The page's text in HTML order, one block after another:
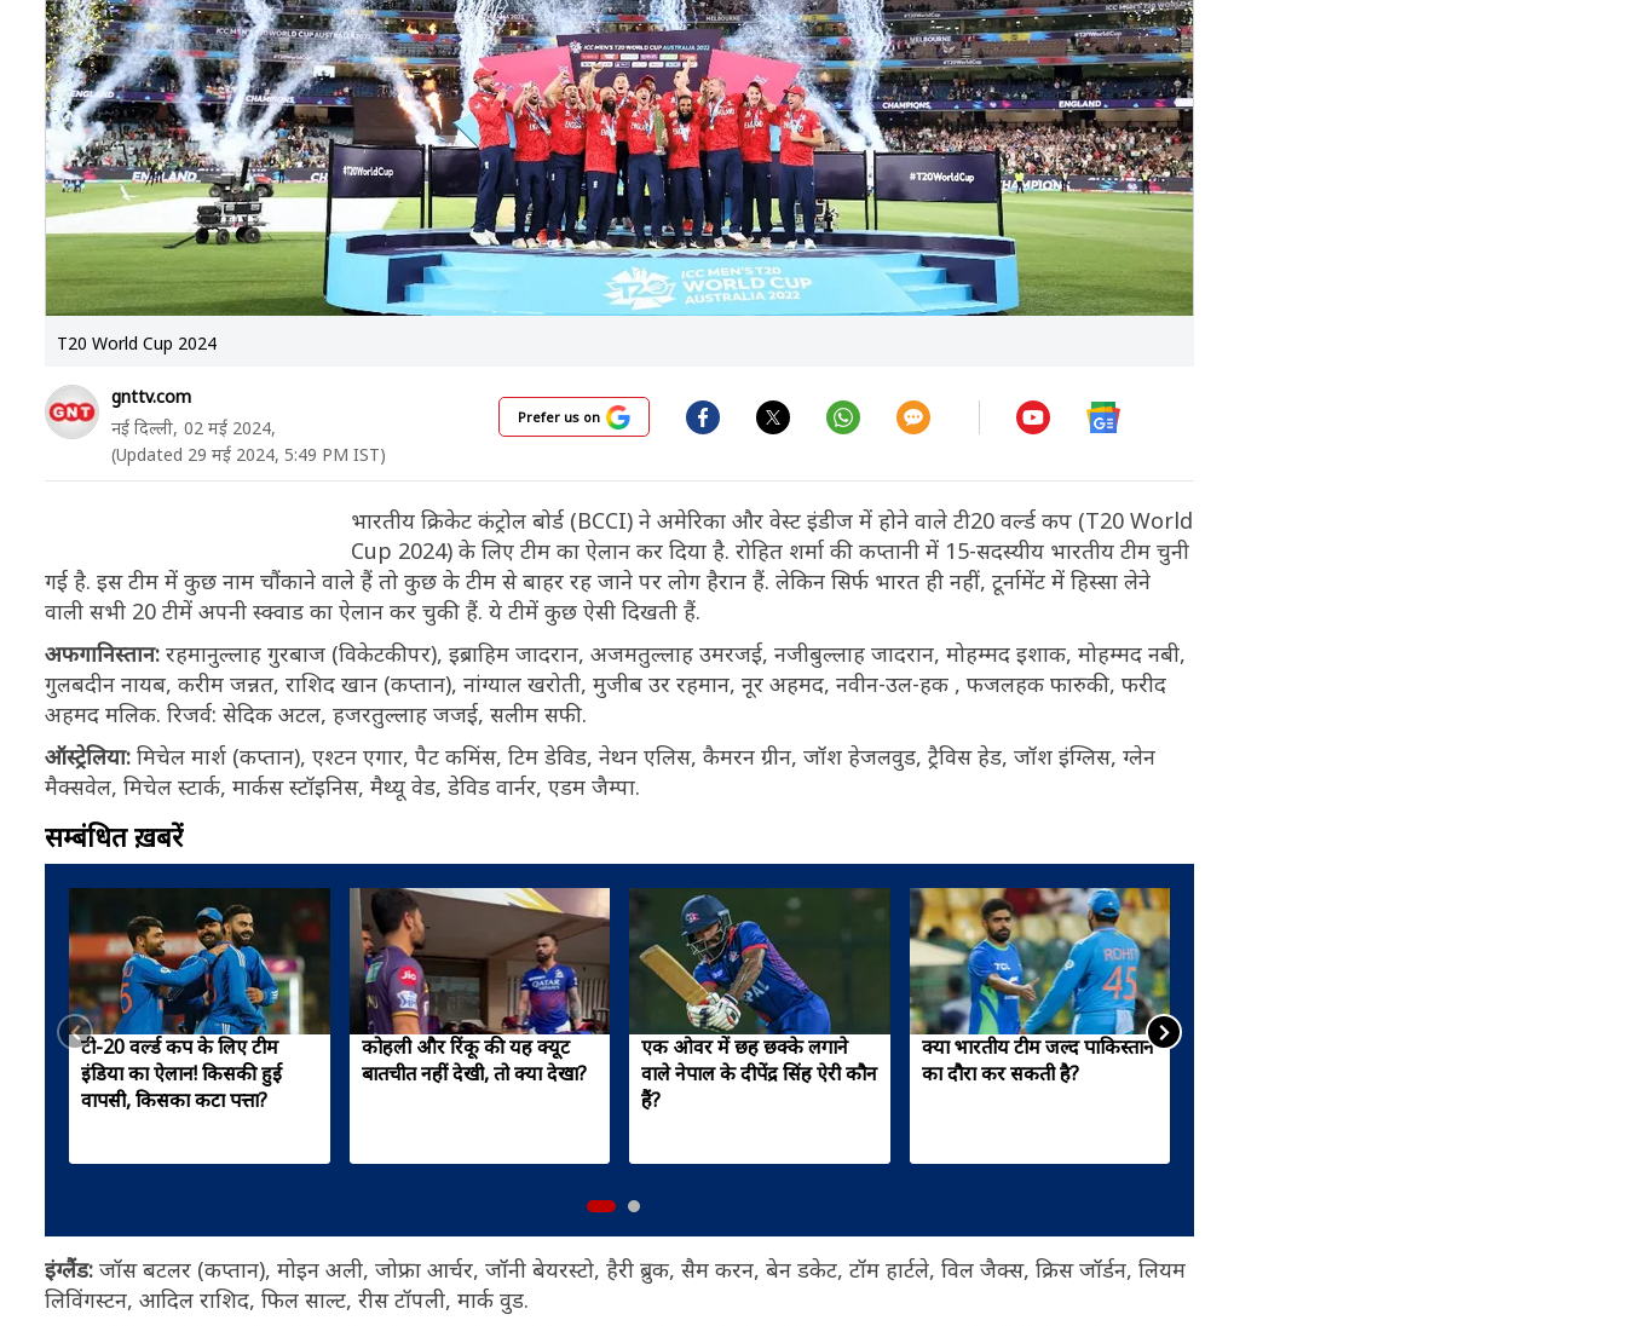
T20 World Cup 2024
gnttv.com
नई दिल्ली, 02 मई 2024,
(Updated 29 मई 2024, 5:49 PM IST)
Prefer us on
भारतीय क्रिकेट कंट्रोल बोर्ड (BCCI) ने अमेरिका और वेस्ट इंडीज में होने वाले टी20 वर्ल्ड कप (T20 World
Cup 2024) के लिए टीम का ऐलान कर दिया है. रोहित शर्मा की कप्तानी में 15-सदस्यीय भारतीय टीम चुनी
गई है. इस टीम में कुछ नाम चौंकाने वाले हैं तो कुछ के टीम से बाहर रह जाने पर लोग हैरान हैं. लेकिन सिर्फ भारत ही नहीं, टूर्नामेंट में हिस्सा लेने
वाली सभी 20 टीमें अपनी स्क्वाड का ऐलान कर चुकी हैं. ये टीमें कुछ ऐसी दिखती हैं.
अफगानिस्तान: रहमानुल्लाह गुरबाज (विकेटकीपर), इब्राहिम जादरान, अजमतुल्लाह उमरजई, नजीबुल्लाह जादरान, मोहम्मद इशाक, मोहम्मद नबी,
गुलबदीन नायब, करीम जन्नत, राशिद खान (कप्तान), नांग्याल खरोती, मुजीब उर रहमान, नूर अहमद, नवीन-उल-हक , फजलहक फारुकी, फरीद
अहमद मलिक. रिजर्व: सेदिक अटल, हजरतुल्लाह जजई, सलीम सफी.
ऑस्ट्रेलिया: मिचेल मार्श (कप्तान), एश्टन एगार, पैट कमिंस, टिम डेविड, नेथन एलिस, कैमरन ग्रीन, जॉश हेजलवुड, ट्रैविस हेड, जॉश इंग्लिस, ग्लेन
मैक्सवेल, मिचेल स्टार्क, मार्कस स्टॉइनिस, मैथ्यू वेड, डेविड वार्नर, एडम जैम्पा.
सम्बंधित ख़बरें
टी-20 वर्ल्ड कप के लिए टीम
इंडिया का ऐलान! किसकी हुई
वापसी, किसका कटा पत्ता?
कोहली और रिंकू की यह क्यूट
बातचीत नहीं देखी, तो क्या देखा?
एक ओवर में छह छक्के लगाने
वाले नेपाल के दीपेंद्र सिंह ऐरी कौन
हैं?
क्या भारतीय टीम जल्द पाकिस्तान
का दौरा कर सकती है?
इंग्लैंड: जॉस बटलर (कप्तान), मोइन अली, जोफ्रा आर्चर, जॉनी बेयरस्टो, हैरी ब्रुक, सैम करन, बेन डकेट, टॉम हार्टले, विल जैक्स, क्रिस जॉर्डन, लियम
लिविंगस्टन, आदिल राशिद, फिल साल्ट, रीस टॉपली, मार्क वुड.